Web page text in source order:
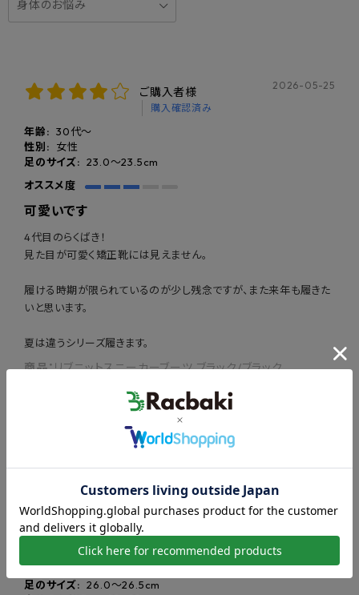
01
前側重心を
02 全身瘦せやすい身体へ
03
小指側を大きくカットし
外側重心を 内側重心に矯正し、X脚O脚を
足指で握る加工のグリップソール
FEATURE
リブニットスニーカーブーツの特徴
ご購入者様
購入確認済み
2026-05-25
年齢: 30代～
性別:
女性
足のサイズ: 23.0〜23.5cm
オススメ度
可愛いです
4代目のらくばき！
見た目が可愛く矯正靴には見えません。
履ける時期が限られているのが少し残念ですが、また来年も履きた
いと思います。
夏は違うシリーズ履きます。
商品：リブニットスニーカーブーツ ブラック/ブラック
ご購入者様
購入確認済み
2026-06-02
年齢: 40代〜
利用期間: 1〜3ヶ月
足のサイズ: 26.0〜26.5cm